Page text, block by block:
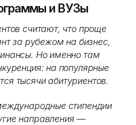
и ВУЗы
считают, что проще
за рубежом на бизнес,
Но именно там
на популярные
тысячи абитуриентов.
стипендии
направления —